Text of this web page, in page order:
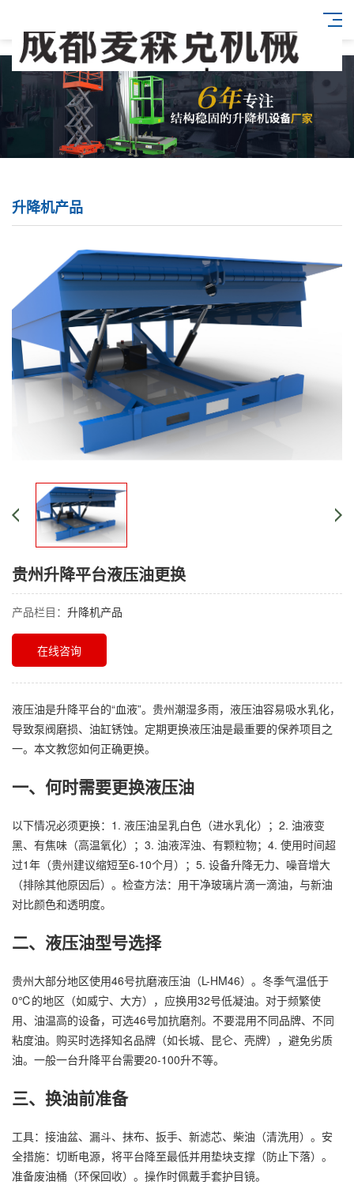
升降机产品
贵州升降平台液压油更换
产品栏目： 升降机产品
在线咨询
液压油是升降平台的“血液”。贵州潮湿多雨，液压油容易吸水乳化，
导致泵阀磨损、油缸锈蚀。定期更换液压油是最重要的保养项目之
一。本文教您如何正确更换。
一、何时需要更换液压油
以下情况必须更换：1. 液压油呈乳白色（进水乳化）；2. 油液变
黑、有焦味（高温氧化）；3. 油液浑浊、有颗粒物；4. 使用时间超
过1年（贵州建议缩短至6-10个月）；5. 设备升降无力、噪音增大
（排除其他原因后）。检查方法：用干净玻璃片滴一滴油，与新油
对比颜色和透明度。
二、液压油型号选择
贵州大部分地区使用46号抗磨液压油（L-HM46）。冬季气温低于
0℃的地区（如威宁、大方），应换用32号低凝油。对于频繁使
用、油温高的设备，可选46号加抗磨剂。不要混用不同品牌、不同
粘度油。购买时选择知名品牌（如长城、昆仑、壳牌），避免劣质
油。一般一台升降平台需要20-100升不等。
三、换油前准备
工具：接油盆、漏斗、抹布、扳手、新滤芯、柴油（清洗用）。安
全措施：切断电源，将平台降至最低并用垫块支撑（防止下落）。
准备废油桶（环保回收）。操作时佩戴手套护目镜。